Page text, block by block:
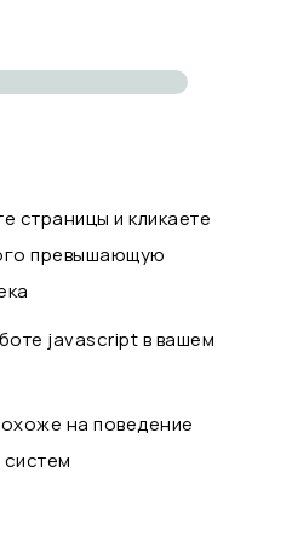
страницы и кликаете
превышающую
javascript в вашем
на поведение